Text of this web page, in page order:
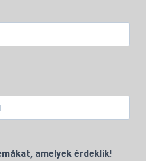
amelyek érdeklik!